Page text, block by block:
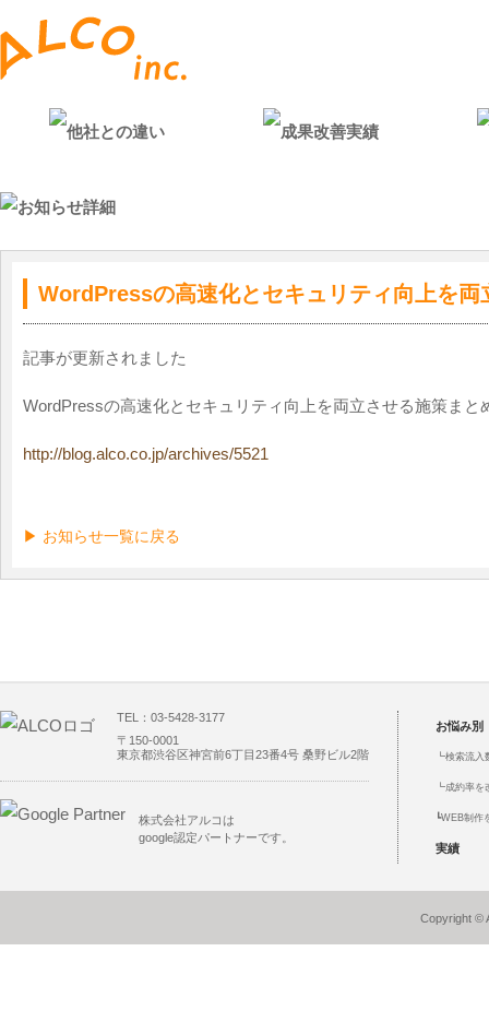
WordPressの高速化とセキュリティ向上を両
記事が更新されました
WordPressの高速化とセキュリティ向上を両立させる施策まと
http://blog.alco.co.jp/archives/5521
▶ お知らせ一覧に戻る
TEL：03-5428-3177
〒150-0001
東京都渋谷区神宮前6丁目23番4号 桑野ビル2階
株式会社アルコは
google認定パートナーです。
お悩み別
┗検索流入
┗成約率を
┗WEB制作
実績
Copyright ©